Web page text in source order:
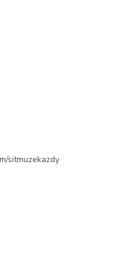
sitmuzekazdy